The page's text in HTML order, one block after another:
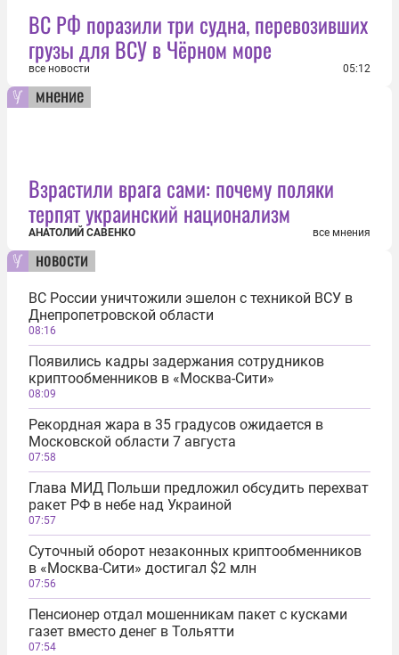
ВС РФ поразили три судна, перевозивших
грузы для ВСУ в Чёрном море
все новости 05:12
мнение
Взрастили врага сами: почему поляки
терпят украинский национализм
АНАТОЛИЙ САВЕНКО все мнения
новости
ВС России уничтожили эшелон с техникой ВСУ в
Днепропетровской области
08:16
Появились кадры задержания сотрудников
криптообменников в «Москва-Сити»
08:09
Рекордная жара в 35 градусов ожидается в
Московской области 7 августа
07:58
Глава МИД Польши предложил обсудить перехват
ракет РФ в небе над Украиной
07:57
Суточный оборот незаконных криптообменников
в «Москва-Сити» достигал $2 млн
07:56
Пенсионер отдал мошенникам пакет с кусками
газет вместо денег в Тольятти
07:54